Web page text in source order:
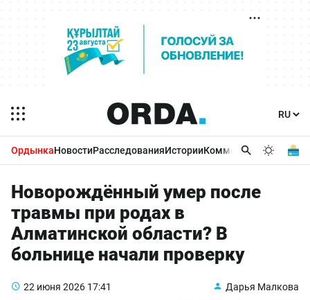
ОрдынкаНовостиРасследованияИсторииКомментарииБизнес
Новорождённый умер после
травмы при родах в
Алматинской области? В
больнице начали проверку
22 июня 2026 17:41 Дарья Малкова